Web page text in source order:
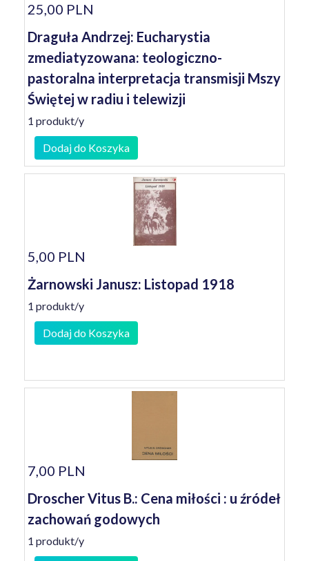
25,00 PLN
Draguła Andrzej: Eucharystia
zmediatyzowana: teologiczno-
pastoralna interpretacja transmisji Mszy
Świętej w radiu i telewizji
1 produkt/y
Dodaj do Koszyka
5,00 PLN
Żarnowski Janusz: Listopad 1918
1 produkt/y
Dodaj do Koszyka
7,00 PLN
Droscher Vitus B.: Cena miłości : u źródeł
zachowań godowych
1 produkt/y